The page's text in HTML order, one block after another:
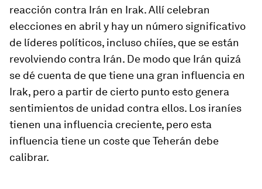
reacción contra Irán en Irak. Allí celebran
elecciones en abril y hay un número significativo
de líderes políticos, incluso chiíes, que se están
revolviendo contra Irán. De modo que Irán quizá
se dé cuenta de que tiene una gran influencia en
Irak, pero a partir de cierto punto esto genera
sentimientos de unidad contra ellos. Los iraníes
tienen una influencia creciente, pero esta
influencia tiene un coste que Teherán debe
calibrar.